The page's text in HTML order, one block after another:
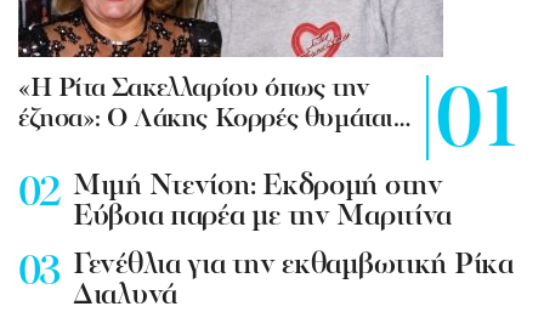
«Η Ρίτα Σακελλαρίου όπως την
έζησα»: Ο Λάκης Κορρές θυμάται…
Mιμή Ντενίση: Εκδρομή στην
Εύβοια παρέα με την Μαριτίνα
Γενέθλια για την εκθαμβωτική Ρίκα
Διαλυνά